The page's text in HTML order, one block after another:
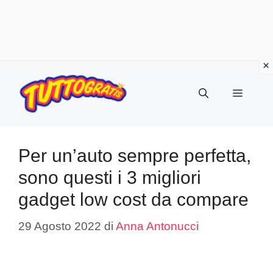
contenuto
Menu
Per un’auto sempre perfetta,
sono questi i 3 migliori
gadget low cost da compare
29 Agosto 2022 di Anna Antonucci